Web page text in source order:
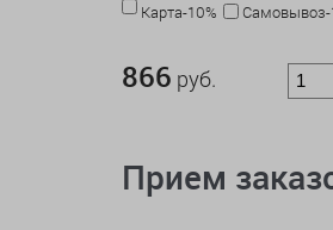
Карта-10%
Самовывоз-
866 руб.
Прием